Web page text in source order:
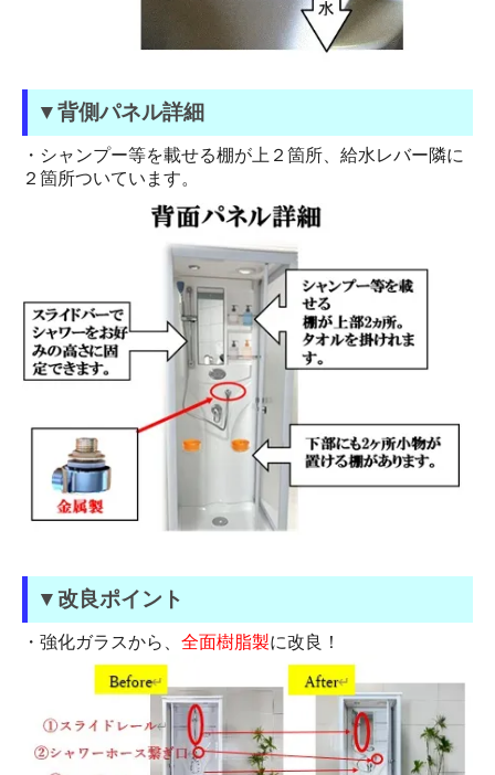
▼背側パネル詳細
・シャンプー等を載せる棚が上２箇所、給水レバー隣に
２箇所ついています。
▼改良ポイント
・強化ガラスから、 全面樹脂製に改良！